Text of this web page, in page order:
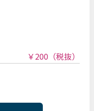
￥200 （税抜）